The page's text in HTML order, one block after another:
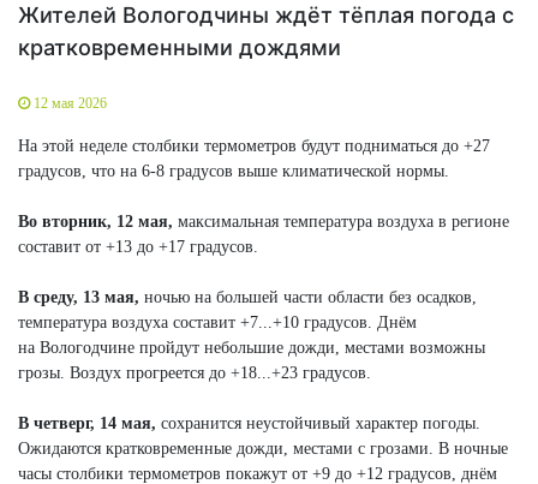
Жителей Вологодчины ждёт тёплая погода с
кратковременными дождями
12 мая 2026
На этой неделе столбики термометров будут подниматься до +27
градусов, что на 6-8 градусов выше климатической нормы.
Во вторник, 12 мая, максимальная температура воздуха в регионе
составит от +13 до +17 градусов.
В среду, 13 мая, ночью на большей части области без осадков,
температура воздуха составит +7...+10 градусов. Днём
на Вологодчине пройдут небольшие дожди, местами возможны
грозы. Воздух прогреется до +18...+23 градусов.
В четверг, 14 мая, сохранится неустойчивый характер погоды.
Ожидаются кратковременные дожди, местами с грозами. В ночные
часы столбики термометров покажут от +9 до +12 градусов, днём